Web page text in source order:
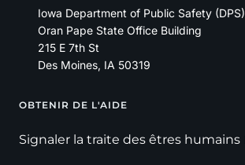
Iowa Department of Public Safety (DPS)
Oran Pape State Office Building
215 E 7th St
Des Moines, IA 50319
Footer
OBTENIR DE L'AIDE
Signaler la traite des êtres humains